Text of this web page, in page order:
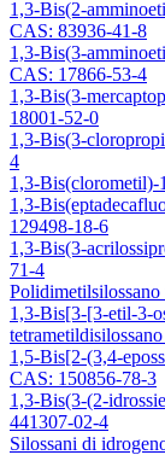
1,3-Bis(2-
CAS: 83936-41-8
1,3-Bis(3-
CAS: 17866-53-4
1,3-Bis(3-
18001-52-0
1,3-Bis(3-
4
1,3-Bis(clorometil)-
1,3-
129498-18-6
1,3-Bis(3-
71-4
1,3-Bis[3-[3-etil-3-
1,5-Bis[2-(3,4-
CAS: 150856-78-3
1,3-Bis(3-(2-
441307-02-4
Silossani di